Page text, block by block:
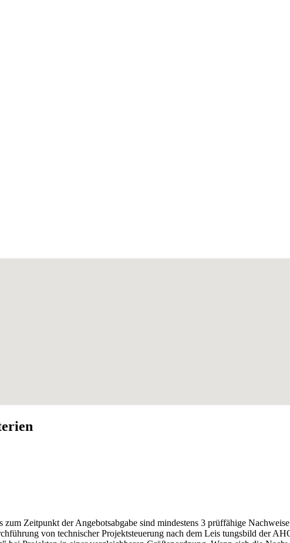
zum Zeitpunkt der Angebotsabgabe sind mindestens 3 prüffähige
von technischer Projektsteuerung nach dem Leis tungsbild der